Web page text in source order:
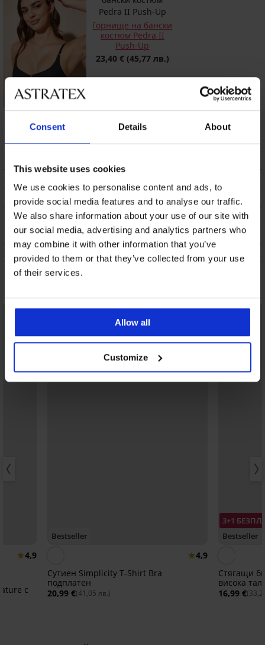
Consent Details About
This website uses cookies
We use cookies to personalise content and ads, to
provide social media features and to analyse our traffic.
We also share information about your use of our site with
our social media, advertising and analytics partners who
may combine it with other information that you’ve
provided to them or that they’ve collected from your use
of their services.
Allow all
Customize
Горнище на бански
костюм от две
8,00 €(15,65 лв.)
Горнище на бански
костюм Pedra II
Push-Up
23,40 € (45,77 лв.)
ТРАНСПОРТ И ПЛАЩАНЕ
СМЯНА
ПОДДРЪЖКА И ПРАНЕ
ЗА МАРКАТА
4,9
с
Bestseller
4,9
Сутиен Simplicity T-Shirt Bra
подплатен
20,99 €(41,05 лв.)
3+1
Bestseller
Стягащи
висока
16,99 €